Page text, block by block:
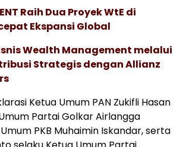
Raih Dua Proyek WtE di
Ekspansi Global
Wealth Management melalui
Strategis dengan Allianz
Ketua Umum PAN Zukifli Hasan
Partai Golkar Airlangga
PKB Muhaimin Iskandar, serta